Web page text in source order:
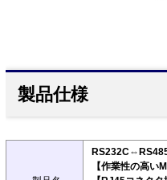
製品仕様
【作業性の高い